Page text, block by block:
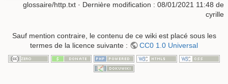
glossaire/http.txt · Dernière modification : 08/01/2021 11:48 de
cyrille
Sauf mention contraire, le contenu de ce wiki est placé sous les
termes de la licence suivante :
CC0 1.0 Universal